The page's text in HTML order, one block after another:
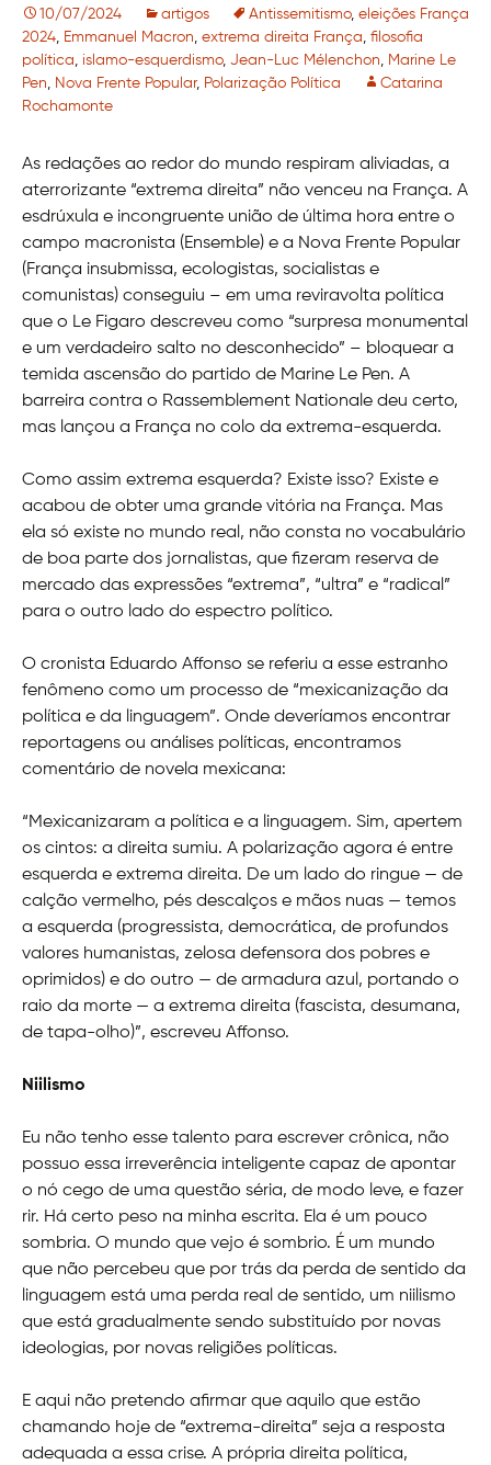
10/07/2024 artigos Antissemitismo, eleições França
2024
Emmanuel Macron extrema direita França filosofia
política islamo-esquerdismo, Jean-Luc Mélenchon
Marine Le
Pen
Nova Frente Popular, Polarização Política
Catarina
Rochamonte
As redações ao redor do mundo respiram aliviadas, a
aterrorizante “extrema direita” não venceu na França. A
esdrúxula e incongruente união de última hora entre o
campo macronista (Ensemble) e a Nova Frente Popular
(França insubmissa, ecologistas, socialistas e
comunistas) conseguiu – em uma reviravolta política
que o Le Figaro descreveu como “surpresa monumental
e um verdadeiro salto no desconhecido” – bloquear a
temida ascensão do partido de Marine Le Pen. A
barreira contra o Rassemblement Nationale deu certo,
mas lançou a França no colo da extrema-esquerda.
Como assim extrema esquerda? Existe isso? Existe e
acabou de obter uma grande vitória na França. Mas
ela só existe no mundo real, não consta no vocabulário
de boa parte dos jornalistas, que fizeram reserva de
mercado das expressões “extrema”, “ultra” e “radical”
para o outro lado do espectro político.
O cronista Eduardo Affonso se referiu a esse estranho
fenômeno como um processo de “mexicanização da
política e da linguagem”. Onde deveríamos encontrar
reportagens ou análises políticas, encontramos
comentário de novela mexicana:
“Mexicanizaram a política e a linguagem. Sim, apertem
os cintos: a direita sumiu. A polarização agora é entre
esquerda e extrema direita. De um lado do ringue — de
calção vermelho, pés descalços e mãos nuas — temos
a esquerda (progressista, democrática, de profundos
valores humanistas, zelosa defensora dos pobres e
oprimidos) e do outro — de armadura azul, portando o
raio da morte — a extrema direita (fascista, desumana,
de tapa-olho)”, escreveu Affonso.
Niilismo
Eu não tenho esse talento para escrever crônica, não
possuo essa irreverência inteligente capaz de apontar
o nó cego de uma questão séria, de modo leve, e fazer
rir. Há certo peso na minha escrita. Ela é um pouco
sombria. O mundo que vejo é sombrio. É um mundo
que não percebeu que por trás da perda de sentido da
linguagem está uma perda real de sentido, um niilismo
que está gradualmente sendo substituído por novas
ideologias, por novas religiões políticas.
E aqui não pretendo afirmar que aquilo que estão
chamando hoje de “extrema-direita” seja a resposta
adequada a essa crise. A própria direita política,